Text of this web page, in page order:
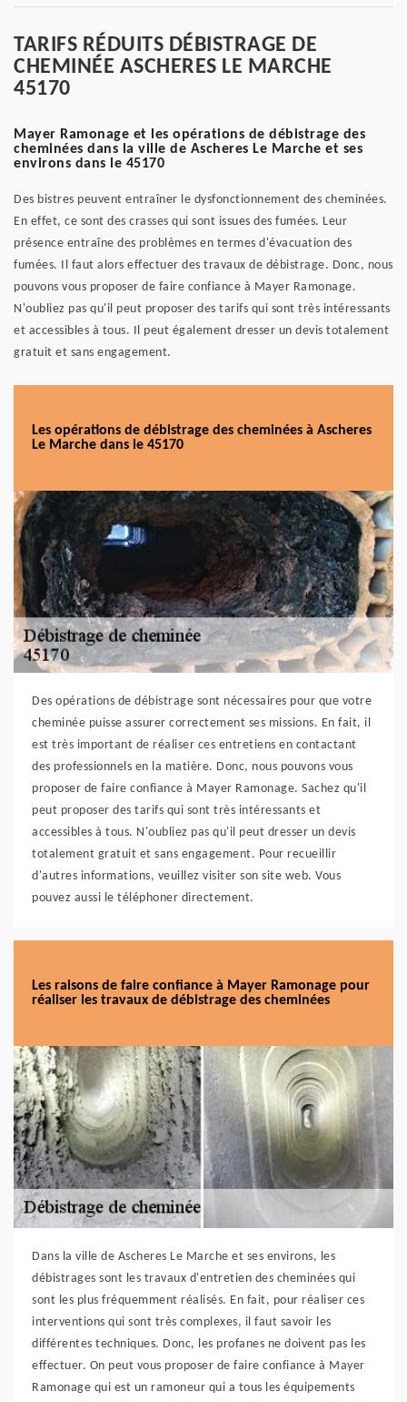
TARIFS RÉDUITS DÉBISTRAGE DE
CHEMINÉE ASCHERES LE MARCHE
45170
Mayer Ramonage et les opérations de débistrage des
cheminées dans la ville de Ascheres Le Marche et ses
environs dans le 45170
Des bistres peuvent entraîner le dysfonctionnement des cheminées.
En effet, ce sont des crasses qui sont issues des fumées. Leur
présence entraîne des problèmes en termes d'évacuation des
fumées. Il faut alors effectuer des travaux de débistrage. Donc, nous
pouvons vous proposer de faire confiance à Mayer Ramonage.
N'oubliez pas qu'il peut proposer des tarifs qui sont très intéressants
et accessibles à tous. Il peut également dresser un devis totalement
gratuit et sans engagement.
Les opérations de débistrage des cheminées à Ascheres
Le Marche dans le 45170
Des opérations de débistrage sont nécessaires pour que votre
cheminée puisse assurer correctement ses missions. En fait, il
est très important de réaliser ces entretiens en contactant
des professionnels en la matière. Donc, nous pouvons vous
proposer de faire confiance à Mayer Ramonage. Sachez qu'il
peut proposer des tarifs qui sont très intéressants et
accessibles à tous. N'oubliez pas qu'il peut dresser un devis
totalement gratuit et sans engagement. Pour recueillir
d'autres informations, veuillez visiter son site web. Vous
pouvez aussi le téléphoner directement.
Les raisons de faire confiance à Mayer Ramonage pour
réaliser les travaux de débistrage des cheminées
Dans la ville de Ascheres Le Marche et ses environs, les
débistrages sont les travaux d'entretien des cheminées qui
sont les plus fréquemment réalisés. En fait, pour réaliser ces
interventions qui sont très complexes, il faut savoir les
différentes techniques. Donc, les profanes ne doivent pas les
effectuer. On peut vous proposer de faire confiance à Mayer
Ramonage qui est un ramoneur qui a tous les équipements